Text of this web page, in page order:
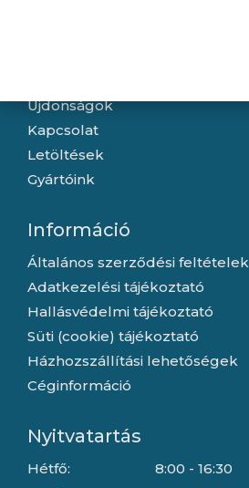
Újdonságok
Kapcsolat
Letöltések
Gyártóink
Információ
Általános szerződési feltételek
Adatkezelési tájékoztató
Hallásvédelmi tájékoztató
Süti (cookie) tájékoztató
Házhozszállítási lehetőségek
Céginformáció
Nyitvatartás
Hétfő:
8:00 - 16:30